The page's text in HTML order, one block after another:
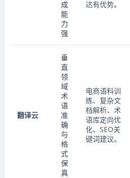
成
能
力
强
达有优势。
翻译云
垂
直
领
域
术
语
准
确
与
格
式
保
真
电商语料训
练、复杂文
档解析、术
语库定向优
化、SEO关
键词建议。